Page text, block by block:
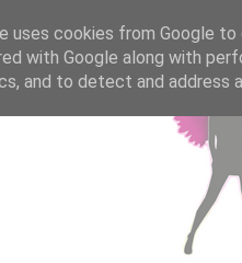
uses cookies from Google
with Google along with
and to detect and address